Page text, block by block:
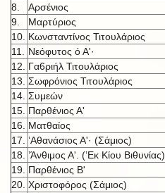
8.
Αρσένιος
9.
Μαρτύριος
10. Κωνσταντίνος Τιτουλάριος
11.
Νεόφυτος ό Α'·
12.
Γα6ριήλ Τιτουλάριος
13. Σωφρόνιος Τιτουλάριος
14. Συμεών
15. Παρθένιος Α'
16.
Ματθαίος
17.
’Αθανάσιος Α'· (Σάμιος)
18.
’Άνθιμος Α'. (’Εκ Κίου Βιθυνίας)
19. Παρθένιος Β'
20. Χριστοφόρος (Σάμιος)